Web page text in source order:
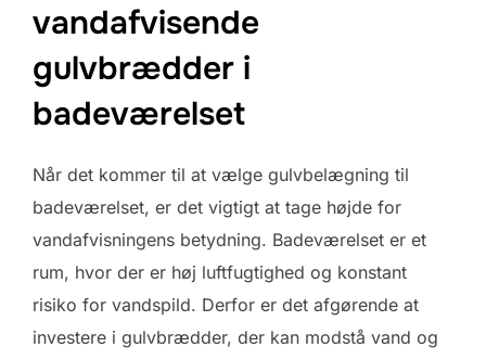
vandafvisende
gulvbrædder i
badeværelset
Når det kommer til at vælge gulvbelægning til
badeværelset, er det vigtigt at tage højde for
vandafvisningens betydning. Badeværelset er et
rum, hvor der er høj luftfugtighed og konstant
risiko for vandspild. Derfor er det afgørende at
investere i gulvbrædder, der kan modstå vand og